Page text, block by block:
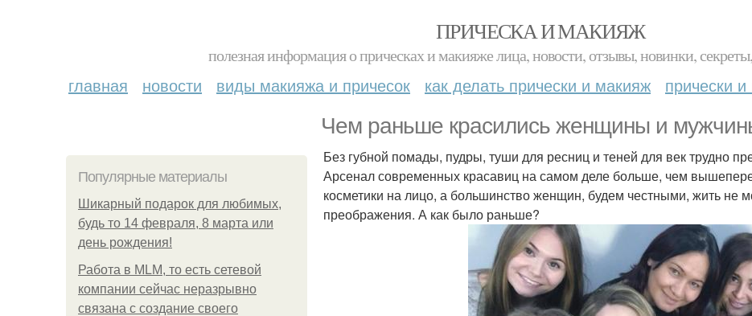
ПРИЧЕСКА И МАКИЯЖ
полезная информация о прическах и макияже лица, новости, отзывы, новинки,
главная новости виды макияжа и причесок как делать прически и макияж прически
Чем раньше красились женщины и
Популярные материалы
Шикарный подарок для любимых,
будь то 14 февраля, 8 марта или
день рождения!
Работа в MLM, то есть сетевой
компании сейчас неразрывно
связана с создание своего
Без губной помады, пудры, туши для ресниц и теней для век трудно
Арсенал современных красавиц на самом деле больше, чем
косметики на лицо, а большинство женщин, будем честными, жить не
преображения. А как было раньше?